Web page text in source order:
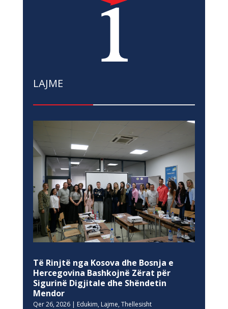
LAJME
Të Rinjtë nga Kosova dhe Bosnja e
Hercegovina Bashkojnë Zërat për
Sigurinë Digjitale dhe Shëndetin
Mendor
Qer 26, 2026| Edukim, Lajme, Thellesisht